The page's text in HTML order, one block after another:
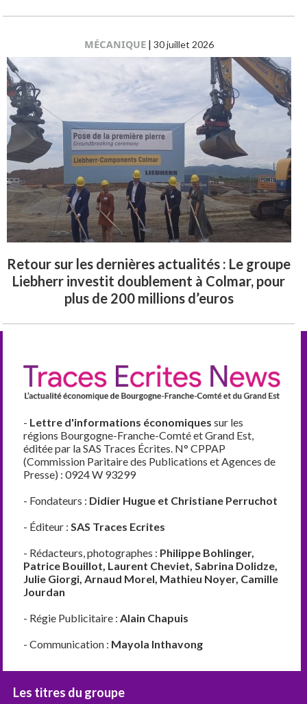
MÉCANIQUE| 30 juillet 2026
Retour sur les dernières actualités : Le groupe
Liebherr investit doublement à Colmar, pour
plus de 200 millions d’euros
- Lettre d'informations économiques sur les
régions Bourgogne-Franche-Comté et Grand Est,
éditée par la SAS Traces Écrites. N° CPPAP
(Commission Paritaire des Publications et Agences de
Presse) : 0924 W 93299
- Fondateurs : Didier Hugue et Christiane Perruchot
- Éditeur :SAS Traces Ecrites
- Rédacteurs, photographes : Philippe Bohlinger,
Patrice Bouillot, Laurent Cheviet, Sabrina Dolidze,
Julie Giorgi, Arnaud Morel, Mathieu Noyer, Camille
Jourdan
- Régie Publicitaire :Alain Chapuis
- Communication : Mayola Inthavong
Les titres du groupe